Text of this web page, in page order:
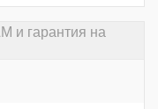
и гарантия на